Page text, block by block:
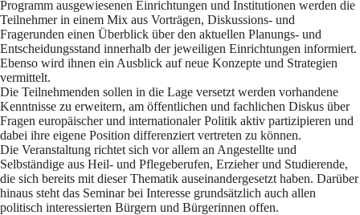
Programm ausgewiesenen Einrichtungen und Institutionen werden die
Teilnehmer in einem Mix aus Vorträgen, Diskussions- und
Fragerunden einen Überblick über den aktuellen Planungs- und
Entscheidungsstand innerhalb der jeweiligen Einrichtungen informiert.
Ebenso wird ihnen ein Ausblick auf neue Konzepte und Strategien
vermittelt.
Die Teilnehmenden sollen in die Lage versetzt werden vorhandene
Kenntnisse zu erweitern, am öffentlichen und fachlichen Diskus über
Fragen europäischer und internationaler Politik aktiv partizipieren und
dabei ihre eigene Position differenziert vertreten zu können.
Die Veranstaltung richtet sich vor allem an Angestellte und
Selbständige aus Heil- und Pflegeberufen, Erzieher und Studierende,
die sich bereits mit dieser Thematik auseinandergesetzt haben. Darüber
hinaus steht das Seminar bei Interesse grundsätzlich auch allen
politisch interessierten Bürgern und Bürgerinnen offen.